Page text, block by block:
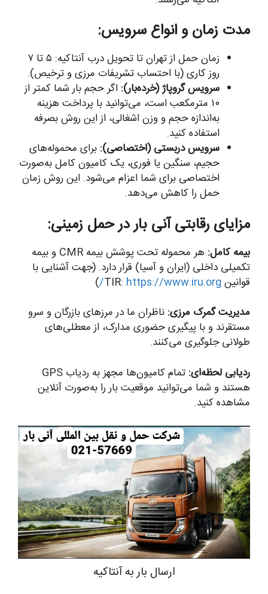
مدت زمان و انواع سرویس:
زمان حمل از تهران تا تحویل درب آنتاکیه: ۵ تا ۷
روز کاری (با احتساب تشریفات مرزی و ترخیص).
سرویس گروپاژ (خرده‌بار): اگر حجم بار شما کمتر از
۱۰ مترمکعب است، می‌توانید با پرداخت هزینه
به‌اندازه حجم و وزن اشغالی، از این روش بصرفه
استفاده کنید.
سرویس دربستی (اختصاصی): برای محموله‌های
حجیم، سنگین یا فوری، یک کامیون کامل به‌صورت
اختصاصی برای شما اعزام می‌شود. این روش زمان
حمل را کاهش می‌دهد.
مزایای رقابتی آنی بار در حمل زمینی:
بیمه کامل:
هر محموله تحت پوشش بیمه CMR و بیمه
تکمیلی داخلی (ایران و آسیا) قرار دارد. (جهت آشنایی با
قوانین TIR: https://www.iru.org/
)
مدیریت گمرک مرزی: ناظران ما در مرزهای بازرگان و سرو
مستقرند و با پیگیری حضوری مدارک، از معطلی‌های
طولانی جلوگیری می‌کنند.
ردیابی لحظه‌ای:
تمام کامیون‌ها مجهز به ردیاب GPS
هستند و شما می‌توانید موقعیت بار را به‌صورت آنلاین
مشاهده کنید.
ارسال بار به آنتاکیه